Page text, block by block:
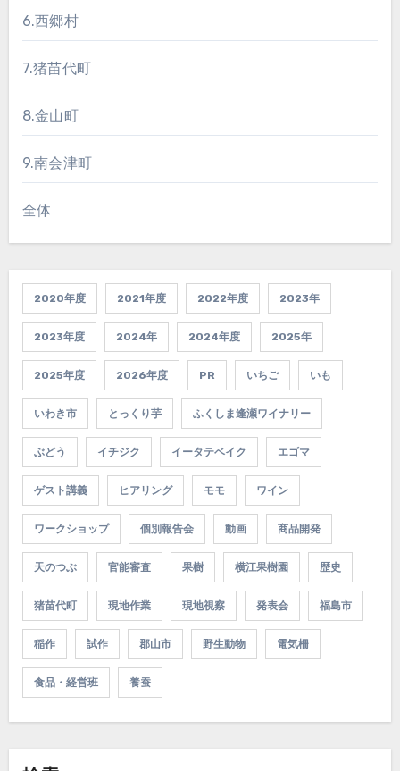
6.西郷村
7.猪苗代町
8.金山町
9.南会津町
全体
2020年度 2021年度 2022年度 2023年
2023年度 2024年 2024年度 2025年
2025年度 2026年度 PR いちご いも
いわき市 とっくり芋 ふくしま逢瀬ワイナリー
ぶどう イチジク イータテベイク エゴマ
ゲスト講義 ヒアリング モモ ワイン
ワークショップ 個別報告会 動画 商品開発
天のつぶ 官能審査 果樹 横江果樹園 歴史
猪苗代町 現地作業 現地視察 発表会 福島市
稲作 試作 郡山市 野生動物 電気柵
食品・経営班 養蚕